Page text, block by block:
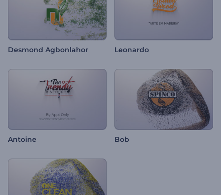
Desmond Agbonlahor Leonardo
Antoine Bob